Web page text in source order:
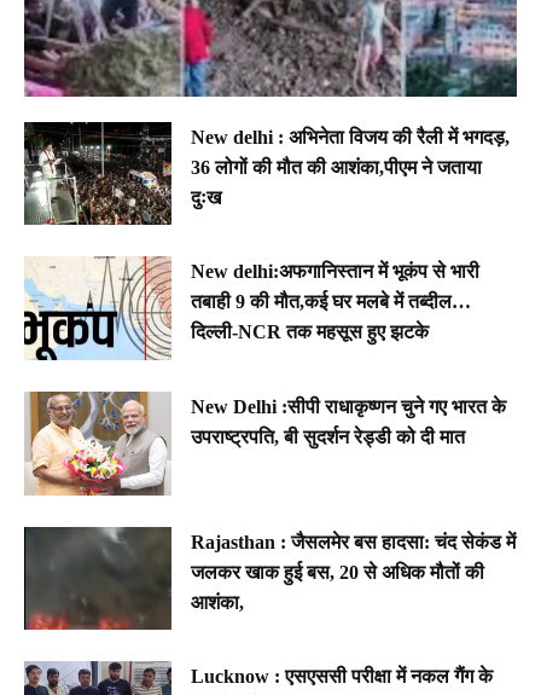
New delhi : अभिनेता विजय की रैली में भगदड़,
36 लोगों की मौत की आशंका,पीएम ने जताया
दुःख
New delhi:अफगानिस्तान में भूकंप से भारी
तबाही 9 की मौत,कई घर मलबे में तब्दील…
दिल्ली-NCR तक महसूस हुए झटके
New Delhi :सीपी राधाकृष्णन चुने गए भारत के
उपराष्ट्रपति, बी सुदर्शन रेड्डी को दी मात
Rajasthan : जैसलमेर बस हादसा: चंद सेकंड में
जलकर खाक हुई बस, 20 से अधिक मौतों की
आशंका,
Lucknow : एसएससी परीक्षा में नकल गैंग के